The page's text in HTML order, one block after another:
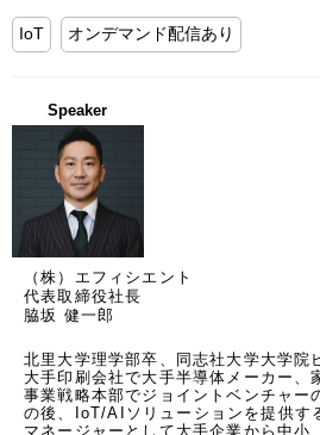
IoT オンデマンド配信あり
Speaker
（株）エフィシエント
代表取締役社長
脇坂 健一郎
北里大学理学部卒、同志社大学大学院
大手印刷会社で大手半導体メーカー、
事業戦略本部でジョイントベンチャー
の後、IoT/AIソリューションを提供す
マネージャーとして大手企業から中小